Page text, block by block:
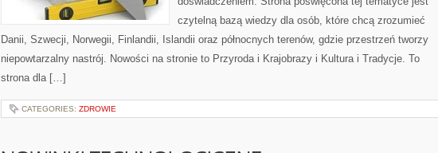
czytelną bazą wiedzy dla osób, które chcą zrozumieć
Danii, Szwecji, Norwegii, Finlandii, Islandii oraz północnych terenów, gdzie przestrzeń tworzy
niepowtarzalny nastrój. Nowości na stronie to Przyroda i Krajobrazy i Kultura i Tradycje. To
strona dla […]
CATEGORIES: ZDROWIE